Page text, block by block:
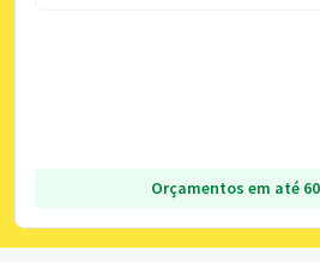
Orçamentos em até